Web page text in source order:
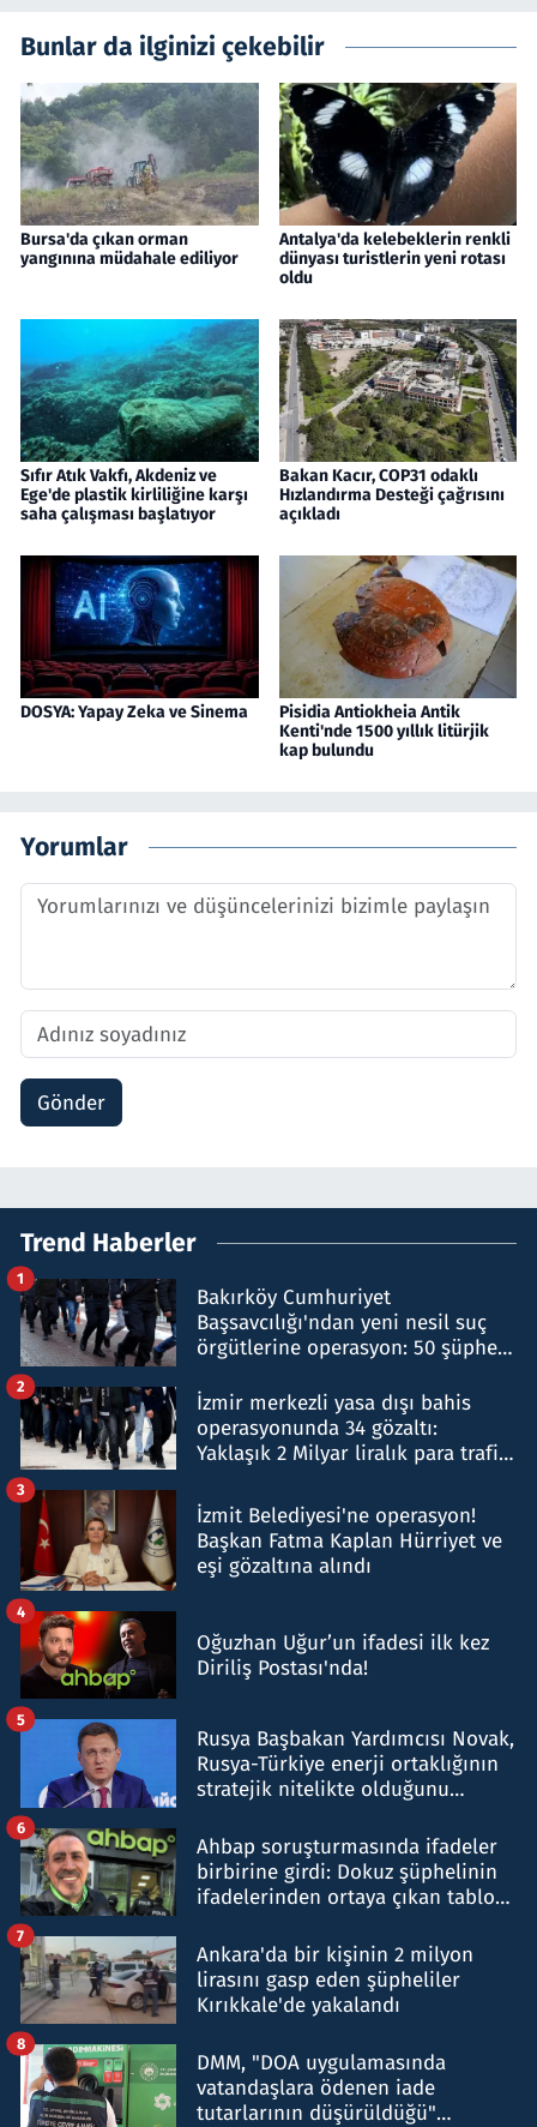
Bunlar da ilginizi çekebilir
Bursa'da çıkan orman
yangınına müdahale ediliyor
Antalya'da kelebeklerin renkli
dünyası turistlerin yeni rotası
oldu
Sıfır Atık Vakfı, Akdeniz ve
Ege'de plastik kirliliğine karşı
saha çalışması başlatıyor
Bakan Kacır, COP31 odaklı
Hızlandırma Desteği çağrısını
açıkladı
DOSYA: Yapay Zeka ve Sinema
Pisidia Antiokheia Antik
Kenti'nde 1500 yıllık litürjik
kap bulundu
Yorumlar
Gönder
Trend Haberler
Bakırköy Cumhuriyet
Başsavcılığı'ndan yeni nesil suç
örgütlerine operasyon: 50 şüpheli
1
İzmir merkezli yasa dışı bahis
operasyonunda 34 gözaltı:
Yaklaşık 2 Milyar liralık para trafiği
2
İzmit Belediyesi'ne operasyon!
Başkan Fatma Kaplan Hürriyet ve
eşi gözaltına alındı
3
Oğuzhan Uğur’un ifadesi ilk kez
Diriliş Postası'nda!
4
Rusya Başbakan Yardımcısı Novak,
Rusya-Türkiye enerji ortaklığının
stratejik nitelikte olduğunu
5
Ahbap soruşturmasında ifadeler
birbirine girdi: Dokuz şüphelinin
ifadelerinden ortaya çıkan tablo
6
Ankara'da bir kişinin 2 milyon
lirasını gasp eden şüpheliler
Kırıkkale'de yakalandı
7
DMM, "DOA uygulamasında
vatandaşlara ödenen iade
tutarlarının düşürüldüğü"
8